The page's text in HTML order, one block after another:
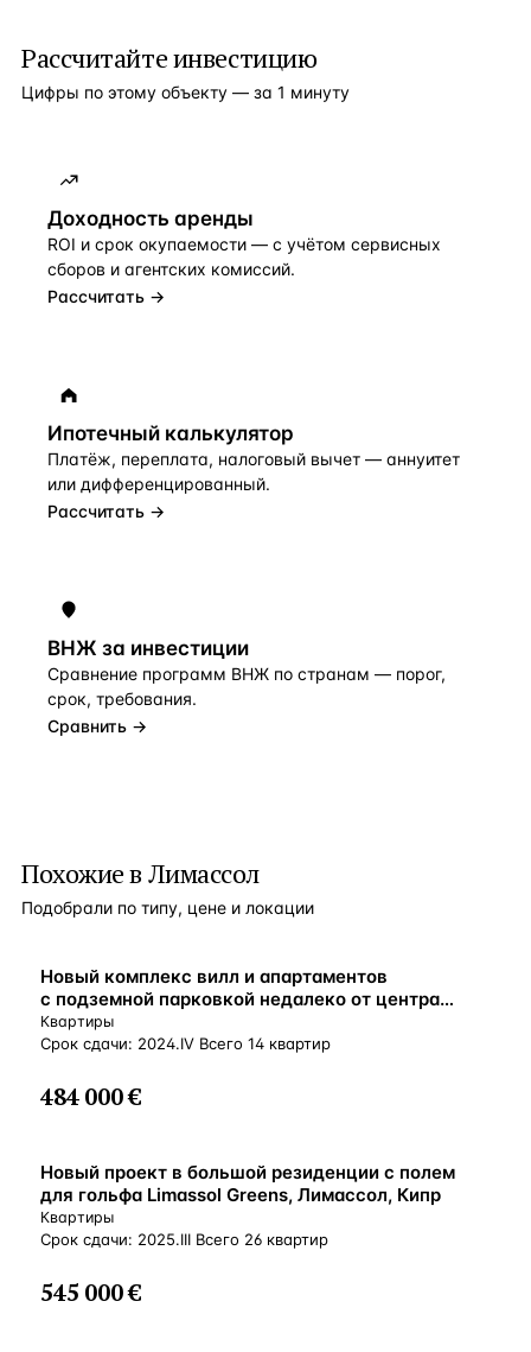
Рассчитайте инвестицию
Цифры по этому объекту — за 1 минуту
Доходность аренды
ROI и срок окупаемости — с учётом сервисных
сборов и агентских комиссий.
Рассчитать →
Ипотечный калькулятор
Платёж, переплата, налоговый вычет — аннуитет
или дифференцированный.
Рассчитать →
ВНЖ за инвестиции
Сравнение программ ВНЖ по странам — порог,
срок, требования.
Сравнить →
Похожие в Лимассол
Подобрали по типу, цене и локации
ВНЖ
Новый комплекс вилл и апартаментов
с подземной парковкой недалеко от центра
Лимассола, Агиос-Афанасиос, Кипр
Квартиры
Срок сдачи: 2024.IV Всего 14 квартир
484 000 €
ВНЖ
Новый проект в большой резиденции с полем
для гольфа Limassol Greens, Лимассол, Кипр
Квартиры
Срок сдачи: 2025.III Всего 26 квартир
545 000 €